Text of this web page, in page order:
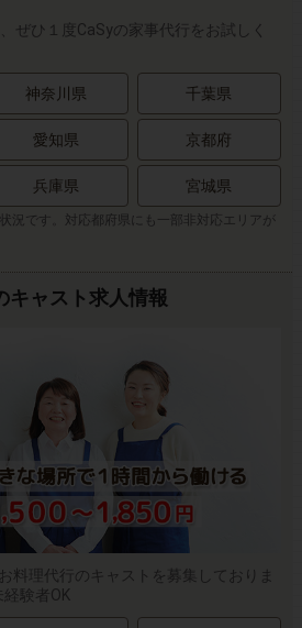
ぜひ１度CaSyの家事代行をお試しく
神奈川県 千葉県
愛知県 京都府
兵庫県 宮城県
況です。対応都府県にも一部非対応エリアが
キャスト求人情報
料理代行のキャストを募集しておりま
験者OK